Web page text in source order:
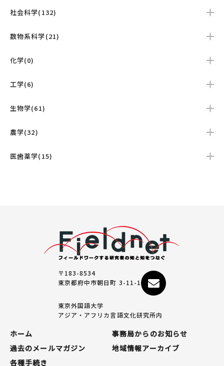
社会科学(132)
数物系科学(21)
化学(0)
工学(6)
生物学(61)
農学(32)
医歯薬学(15)
〒183-8534
東京都府中市朝日町 3-11-1
東京外国語大学
アジア・アフリカ言語文化研究所内
ホーム
事務局からのお知らせ
過去のメールマガジン
地域情報アーカイブ
各種手続き